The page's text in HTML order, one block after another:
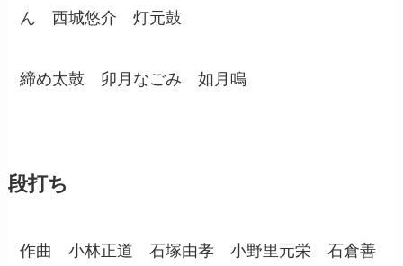
ん 西城悠介 灯元鼓
締め太鼓 卯月なごみ 如月鳴
段打ち
作曲 小林正道 石塚由孝 小野里元栄 石倉善